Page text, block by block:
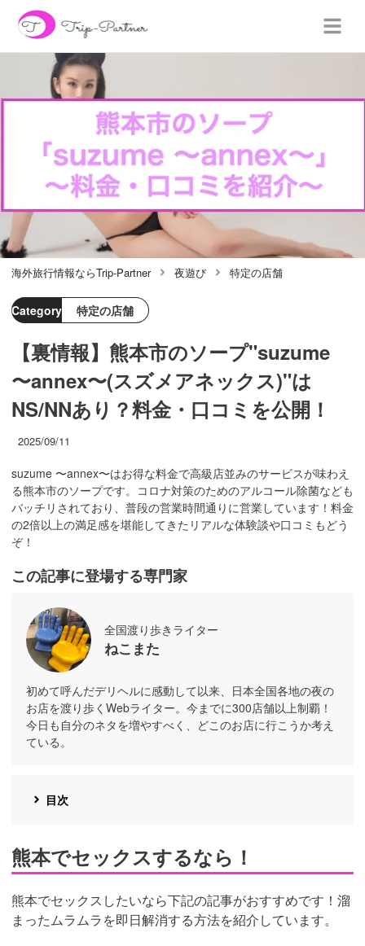
海外旅行情報ならTrip-Partner 夜遊び 特定の店舗
Category 特定の店舗
【裏情報】熊本市のソープ"suzume
〜annex〜(スズメアネックス)"は
NS/NNあり？料金・口コミを公開！
2025/09/11
suzume 〜annex〜はお得な料金で高級店並みのサービスが味わえ
る熊本市のソープです。コロナ対策のためのアルコール除菌なども
バッチリされており、普段の営業時間通りに営業しています！料金
の2倍以上の満足感を堪能してきたリアルな体験談や口コミもどう
ぞ！
この記事に登場する専門家
全国渡り歩きライター
ねこまた
初めて呼んだデリヘルに感動して以来、日本全国各地の夜の
お店を渡り歩くWebライター。今までに300店舗以上制覇！
今日も自分のネタを増やすべく、どこのお店に行こうか考え
ている。
目次
熊本でセックスするなら！
熊本でセックスしたいなら下記の記事がおすすめです！溜
まったムラムラを即日解消する方法を紹介しています。